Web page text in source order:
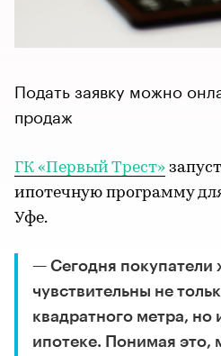
Подать заявку можно
продаж
ГК «Первый Трест»
ипотечную программу
Уфе.
— Сегодня покупатели
чувствительны не
квадратного метра, но
ипотеке. Понимая это,